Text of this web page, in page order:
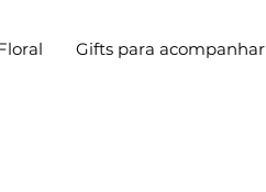
Gifts para acompanhar